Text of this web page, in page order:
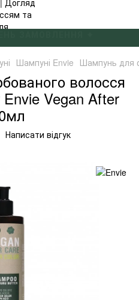
Шампуні Envie Шампунь для
волосся
Vegan After
Написати відгук